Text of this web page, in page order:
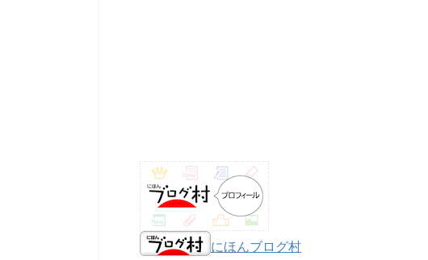
にほんブログ村